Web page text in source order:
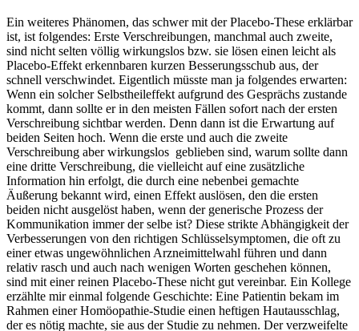
Ein weiteres Phänomen, das schwer mit der Placebo-These erklärbar
ist, ist folgendes: Erste Verschreibungen, manchmal auch zweite,
sind nicht selten völlig wirkungslos bzw. sie lösen einen leicht als
Placebo-Effekt erkennbaren kurzen Besserungsschub aus, der
schnell verschwindet. Eigentlich müsste man ja folgendes erwarten:
Wenn ein solcher Selbstheileffekt aufgrund des Gesprächs zustande
kommt, dann sollte er in den meisten Fällen sofort nach der ersten
Verschreibung sichtbar werden. Denn dann ist die Erwartung auf
beiden Seiten hoch. Wenn die erste und auch die zweite
Verschreibung aber wirkungslos geblieben sind, warum sollte dann
eine dritte Verschreibung, die vielleicht auf eine zusätzliche
Information hin erfolgt, die durch eine nebenbei gemachte
Äußerung bekannt wird, einen Effekt auslösen, den die ersten
beiden nicht ausgelöst haben, wenn der generische Prozess der
Kommunikation immer der selbe ist? Diese strikte Abhängigkeit der
Verbesserungen von den richtigen Schlüsselsymptomen, die oft zu
einer etwas ungewöhnlichen Arzneimittelwahl führen und dann
relativ rasch und auch nach wenigen Worten geschehen können,
sind mit einer reinen Placebo-These nicht gut vereinbar. Ein Kollege
erzählte mir einmal folgende Geschichte: Eine Patientin bekam im
Rahmen einer Homöopathie-Studie einen heftigen Hautausschlag,
der es nötig machte, sie aus der Studie zu nehmen. Der verzweifelte